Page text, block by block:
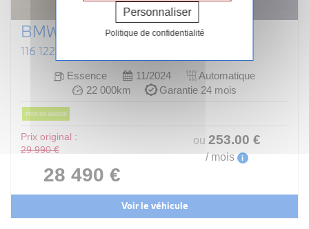
BMW SERIE 1 F70
116 122 CH DKG7 M SPORT DESIGN
Essence 11/2024
Automatique
22 000km
Garantie 24 mois
PRIX EN BAISSE
Prix original :
29 990 €
28 490 €
ou 253.00 €
/ mois i
Voir le véhicule
Personnaliser
Politique de confidentialité